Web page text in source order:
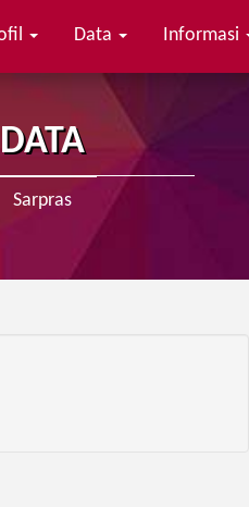
Data Informasi
DATA
Sarpras